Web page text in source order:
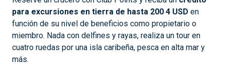
para excursiones en tierra de hasta 200 4 USD en
función de su nivel de beneficios como propietario o
miembro. Nada con delfines y rayas, realiza un tour en
cuatro ruedas por una isla caribeña, pesca en alta mar y
más.